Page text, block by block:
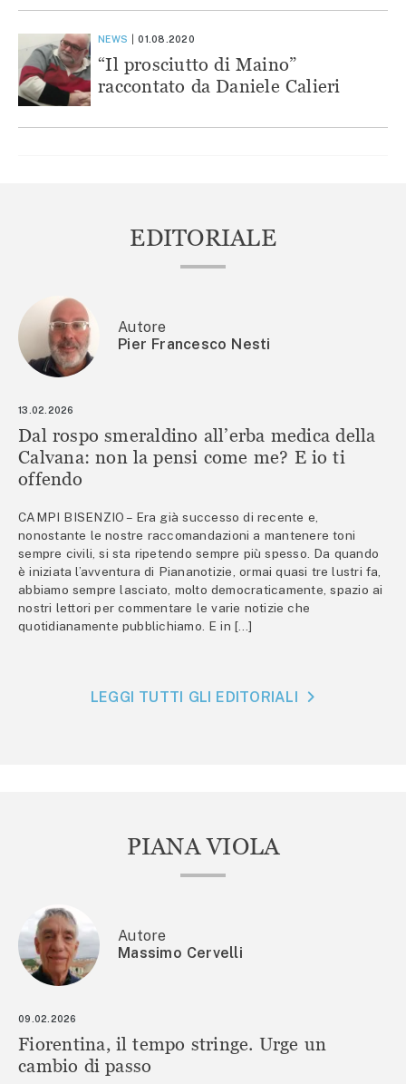
NEWS 01.08.2020
“Il prosciutto di Maino”
raccontato da Daniele Calieri
EDITORIALE
Autore
Pier Francesco Nesti
13.02.2026
Dal rospo smeraldino all’erba medica della
Calvana: non la pensi come me? E io ti
offendo
CAMPI BISENZIO – Era già successo di recente e,
nonostante le nostre raccomandazioni a mantenere toni
sempre civili, si sta ripetendo sempre più spesso. Da quando
è iniziata l’avventura di Piananotizie, ormai quasi tre lustri fa,
abbiamo sempre lasciato, molto democraticamente, spazio ai
nostri lettori per commentare le varie notizie che
quotidianamente pubblichiamo. E in […]
LEGGI TUTTI GLI EDITORIALI
PIANA VIOLA
Autore
Massimo Cervelli
09.02.2026
Fiorentina, il tempo stringe. Urge un
cambio di passo